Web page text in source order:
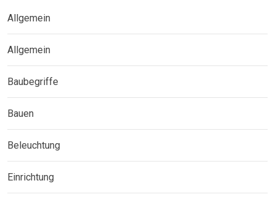
Allgemein
Allgemein
Baubegriffe
Bauen
Beleuchtung
Einrichtung